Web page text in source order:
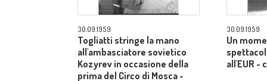
30.09.1959
Togliatti stringe la mano
all'ambasciatore sovietico
Kozyrev in occasione della
prima del Circo di Mosca -
30.09.1959
Un
all'EUR -